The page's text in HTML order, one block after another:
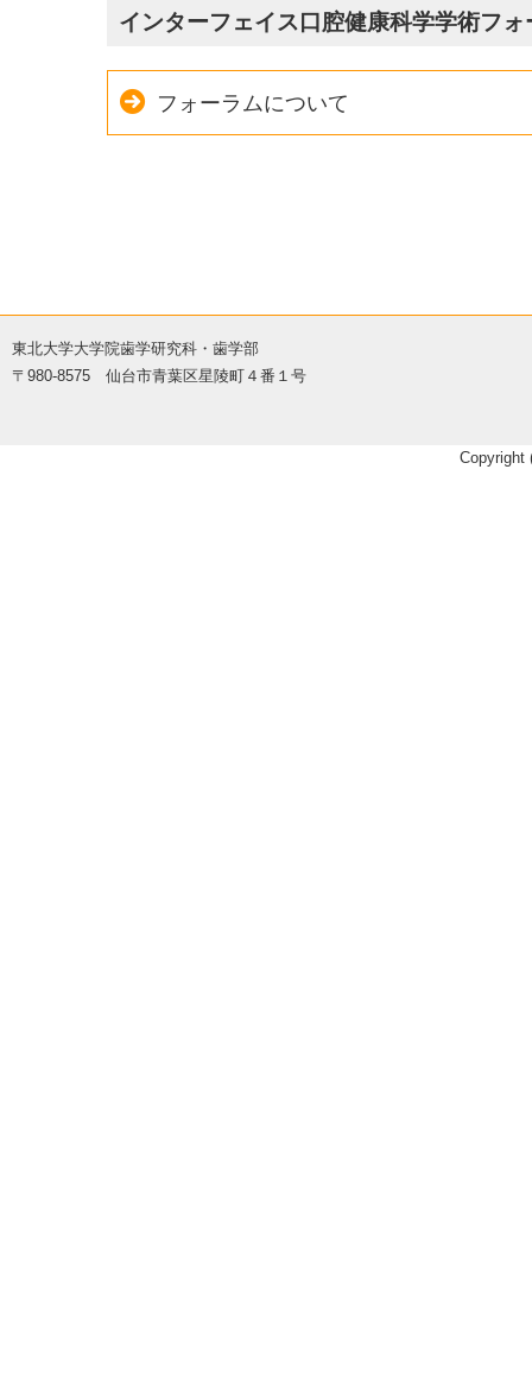
インターフェイス口腔健康科学学術フォ
フォーラムについて
東北大学大学院歯学研究科・歯学部
〒980-8575 仙台市青葉区星陵町４番１号
Copyright